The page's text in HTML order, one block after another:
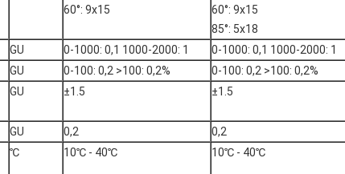
60°: 9x15
60°: 9x15
85°: 5x18
GU 0-1000: 0,1 1000-2000: 1
0-1000: 0,1 1000-2000: 1
GU 0-100: 0,2 >100: 0,2%
0-100: 0,2 >100: 0,2%
GU ±1.5 ±1.5
GU 0,2
0,2
℃ 10℃ - 40℃ 10℃ - 40℃